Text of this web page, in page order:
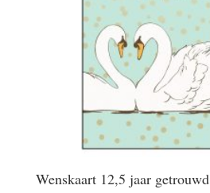
Wenskaart 12,5 jaar getrouwd